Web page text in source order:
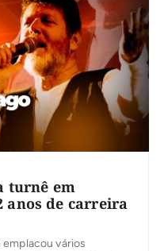
turnê em
anos de carreira
vários